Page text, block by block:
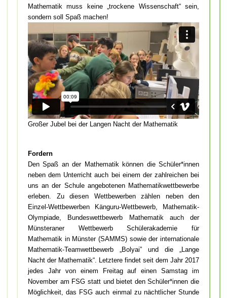
Mathematik muss keine „trockene Wissenschaft“ sein,
sondern soll Spaß machen!
Großer Jubel bei der Langen Nacht der Mathematik
Fordern
Den Spaß an der Mathematik können die Schüler*innen
neben dem Unterricht auch bei einem der zahlreichen bei
uns an der Schule angebotenen Mathematikwettbewerbe
erleben. Zu diesen Wettbewerben zählen neben den
Einzel-Wettbewerben Känguru-Wettbewerb, Mathematik-
Olympiade, Bundeswettbewerb Mathematik auch der
Münsteraner Wettbewerb Schülerakademie für
Mathematik in Münster (SAMMS) sowie der internationale
Mathematik-Teamwettbewerb „Bolyai” und die „Lange
Nacht der Mathematik“. Letztere findet seit dem Jahr 2017
jedes Jahr von einem Freitag auf einen Samstag im
November am FSG statt und bietet den Schüler*innen die
Möglichkeit, das FSG auch einmal zu nächtlicher Stunde